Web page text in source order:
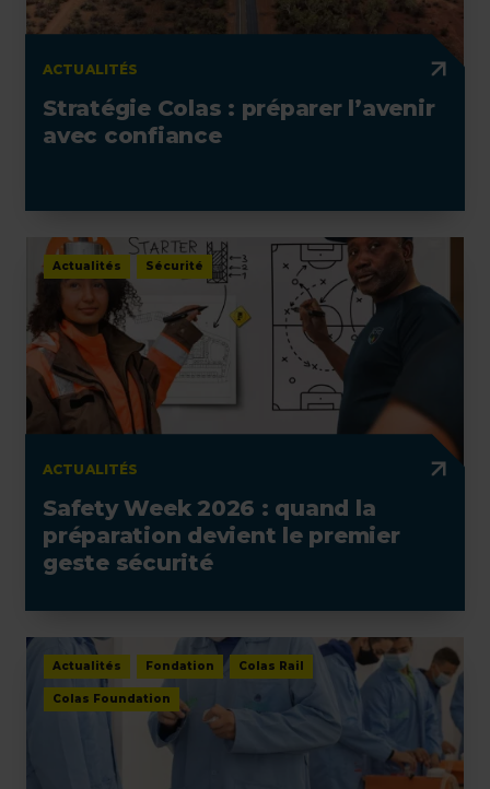
ACTUALITÉS
Stratégie Colas : préparer l’avenir
avec confiance
Actualités Sécurité
ACTUALITÉS
Safety Week 2026 : quand la
préparation devient le premier
geste sécurité
Actualités Fondation Colas Rail
Colas Foundation